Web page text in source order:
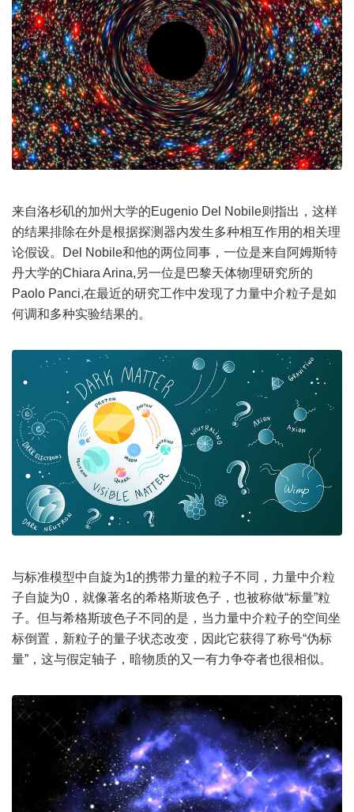
来自洛杉矶的加州大学的Eugenio Del Nobile则指出，这样
的结果排除在外是根据探测器内发生多种相互作用的相关理
论假设。Del Nobile和他的两位同事，一位是来自阿姆斯特
丹大学的Chiara Arina,另一位是巴黎天体物理研究所的
Paolo Panci,在最近的研究工作中发现了力量中介粒子是如
何调和多种实验结果的。
与标准模型中自旋为1的携带力量的粒子不同，力量中介粒
子自旋为0，就像著名的希格斯玻色子，也被称做“标量”粒
子。但与希格斯玻色子不同的是，当力量中介粒子的空间坐
标倒置，新粒子的量子状态改变，因此它获得了称号“伪标
量”，这与假定轴子，暗物质的又一有力争夺者也很相似。